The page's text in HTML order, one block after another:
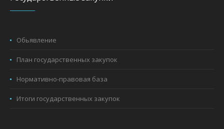
Обьявление
План государственных закупок
Нормативно-правовая база
Итоги государственных закупок